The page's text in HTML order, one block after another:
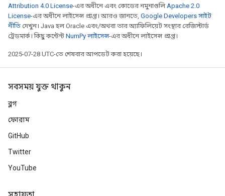
Attribution 4.0 License-এর অধীনে এবং কোডের নমুনাগুলিApache 2.0
License-এর অধীনে লাইসেন্স প্রাপ্ত। আরও জানতে, Google Developers সাইট
নীতি দেখুন। Java হল Oracle এবং/অথবা তার অ্যাফিলিয়েট সংস্থার রেজিস্টার্ড
ট্রেডমার্ক। কিছু কন্টেন্ট NumPy লাইসেন্স-এর অধীনে লাইসেন্স প্রাপ্ত।
2025-07-28 UTC-তে শেষবার আপডেট করা হয়েছে।
সবসময় যুক্ত থাকুন
ব্লগ
ফোরাম
GitHub
Twitter
YouTube